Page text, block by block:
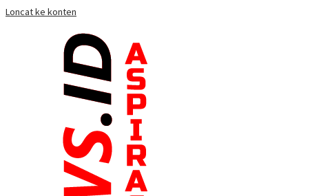
Loncat ke konten